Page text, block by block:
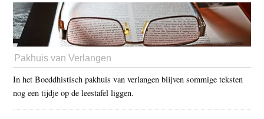
Pakhuis van Verlangen
In het Boeddhistisch pakhuis van verlangen blijven sommige teksten
nog een tijdje op de leestafel liggen.